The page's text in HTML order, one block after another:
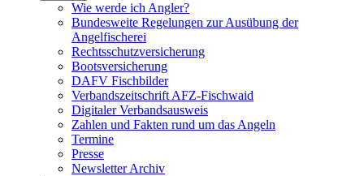
Wie werde ich Angler?
Bundesweite Regelungen zur Ausübung der
Angelfischerei
Rechtsschutzversicherung
Bootsversicherung
DAFV Fischbilder
Verbandszeitschrift AFZ-Fischwaid
Digitaler Verbandsausweis
Zahlen und Fakten rund um das Angeln
Termine
Presse
Newsletter Archiv